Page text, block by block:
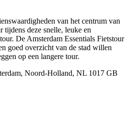
van het centrum van
tijdens deze snelle, leuke en
De Amsterdam Essentials Fietstour
goed overzicht van de stad willen
op een langere tour.
Noord-Holland, NL 1017 GB